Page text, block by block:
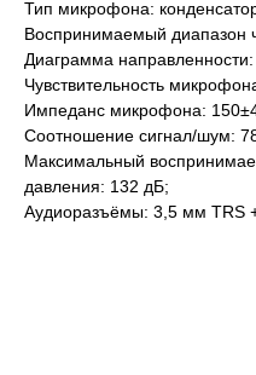
Тип микрофона:
Воспринимаемый диапазон
Диаграмма
Чувствительность
Импеданс микрофона:
Соотношение сигнал/шум:
Максимальный
давления: 132 дБ;
Аудиоразъёмы: 3,5 мм TRS